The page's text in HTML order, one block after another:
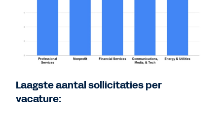
Laagste aantal sollicitaties per
vacature: